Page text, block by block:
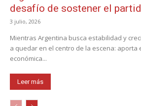
desafío de sostener el
3 julio, 2026
Mientras Argentina busca estabilidad y
a quedar en el centro de la escena: aporta
económica...
Leer más